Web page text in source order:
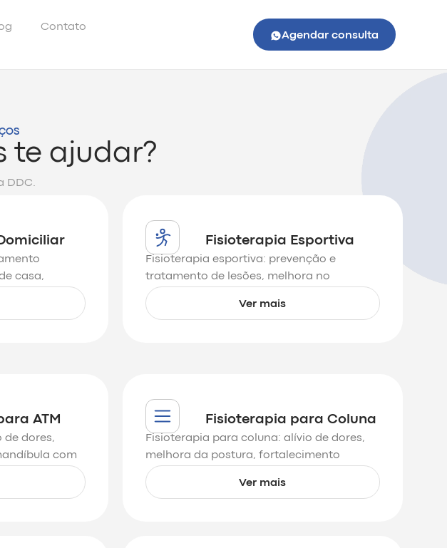
Contato
Agendar consulta
te ajudar?
DDC.
casa,
e qualidade
Fisioterapia Esportiva
Fisioterapia esportiva: prevenção e
tratamento de lesões, melhora no
desempenho e recuperação rápida para
atletas e esportistas.
Ver mais
ATM
de dores,
com
funcional.
Fisioterapia para Coluna
Fisioterapia para coluna: alívio de dores,
melhora da postura, fortalecimento
muscular e reabilitação para qualidade de
vida.
Ver mais